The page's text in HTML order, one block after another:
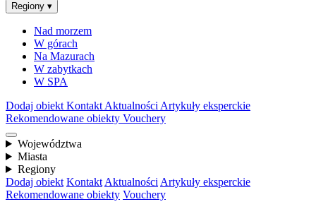
Regiony ▾
Nad morzem
W górach
Na Mazurach
W zabytkach
W SPA
Dodaj obiekt Kontakt Aktualności Artykuły eksperckie
Rekomendowane obiekty Vouchery
Województwa
Miasta
Regiony
Dodaj obiekt Kontakt Aktualności Artykuły eksperckie
Rekomendowane obiekty Vouchery